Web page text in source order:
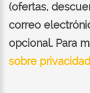
(ofertas,
correo
opcional. Para
sobre privacidad